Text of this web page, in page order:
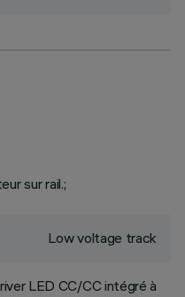
sur rail.;
Low voltage track
LED CC/CC intégré à